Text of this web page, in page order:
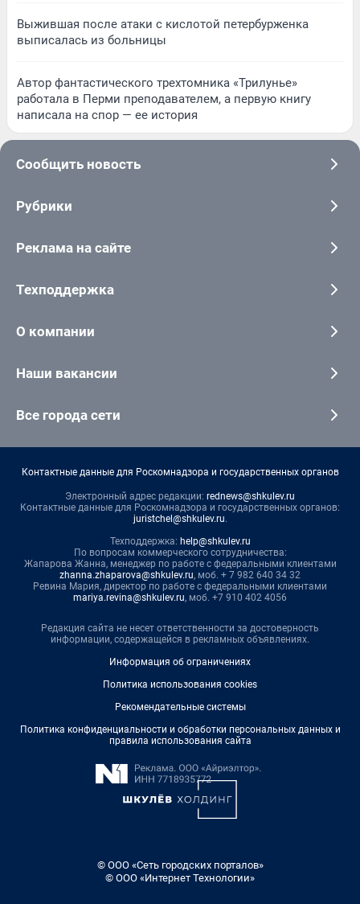
Выжившая после атаки с кислотой петербурженка
выписалась из больницы
Автор фантастического трехтомника «Трилунье»
работала в Перми преподавателем, а первую книгу
написала на спор — ее история
Сообщить новость
Рубрики
Реклама на сайте
Техподдержка
О компании
Наши вакансии
Все города сети
Контактные данные для Роскомнадзора и государственных органов
Электронный адрес редакции: rednews@shkulev.ru
Контактные данные для Роскомнадзора и государственных органов:
juristchel@shkulev.ru.
Техподдержка: help@shkulev.ru
По вопросам коммерческого сотрудничества:
Жапарова Жанна, менеджер по работе с федеральными клиентами
zhanna.zhaparova@shkulev.ru, моб. + 7 982 640 34 32
Ревина Мария, директор по работе с федеральными клиентами
mariya.revina@shkulev.ru, моб. +7 910 402 4056
Редакция сайта не несет ответственности за достоверность
информации, содержащейся в рекламных объявлениях.
Информация об ограничениях
Политика использования cookies
Рекомендательные системы
Политика конфиденциальности и обработки персональных данных и
правила использования сайта
© ООО «Сеть городских порталов»
© ООО «Интернет Технологии»